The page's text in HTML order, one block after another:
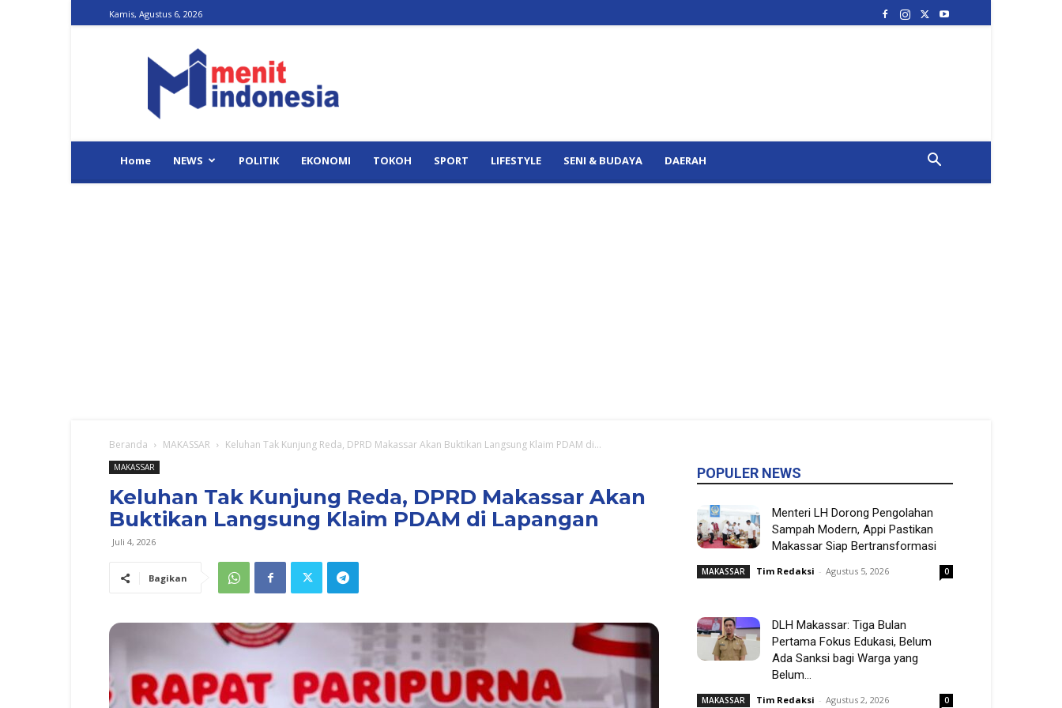
Kamis, Agustus 6, 2026
Indonesia
Home NEWS POLITIK EKONOMI TOKOH SPORT LIFESTYLE SENI & BUDAYA DAERAH
Beranda MAKASSAR Keluhan Tak Kunjung Reda, DPRD Makassar Akan Buktikan Langsung Klaim PDAM di...
MAKASSAR
Keluhan Tak Kunjung Reda, DPRD Makassar Akan
Buktikan Langsung Klaim PDAM di Lapangan
Juli 4, 2026
Bagikan
POPULER NEWS
Menteri LH Dorong Pengolahan
Sampah Modern, Appi Pastikan
Makassar Siap Bertransformasi
MAKASSAR Tim Redaksi - Agustus 5, 2026 0
DLH Makassar: Tiga Bulan
Pertama Fokus Edukasi, Belum
Ada Sanksi bagi Warga yang
Belum...
MAKASSAR Tim Redaksi - Agustus 2, 2026 0